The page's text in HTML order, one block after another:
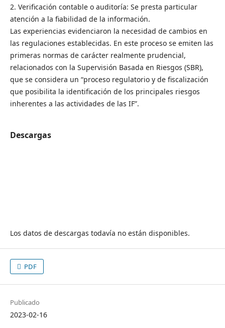
2. Verificación contable o auditoría: Se presta particular
atención a la fiabilidad de la información.
Las experiencias evidenciaron la necesidad de cambios en
las regulaciones establecidas. En este proceso se emiten las
primeras normas de carácter realmente prudencial,
relacionados con la Supervisión Basada en Riesgos (SBR),
que se considera un “proceso regulatorio y de fiscalización
que posibilita la identificación de los principales riesgos
inherentes a las actividades de las IF”.
Descargas
Los datos de descargas todavía no están disponibles.
PDF
Publicado
2023-02-16